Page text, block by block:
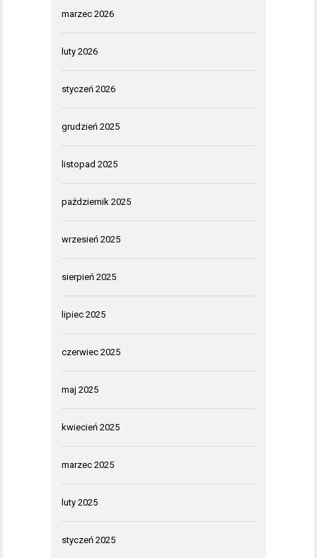
marzec 2026
luty 2026
styczeń 2026
grudzień 2025
listopad 2025
październik 2025
wrzesień 2025
sierpień 2025
lipiec 2025
czerwiec 2025
maj 2025
kwiecień 2025
marzec 2025
luty 2025
styczeń 2025